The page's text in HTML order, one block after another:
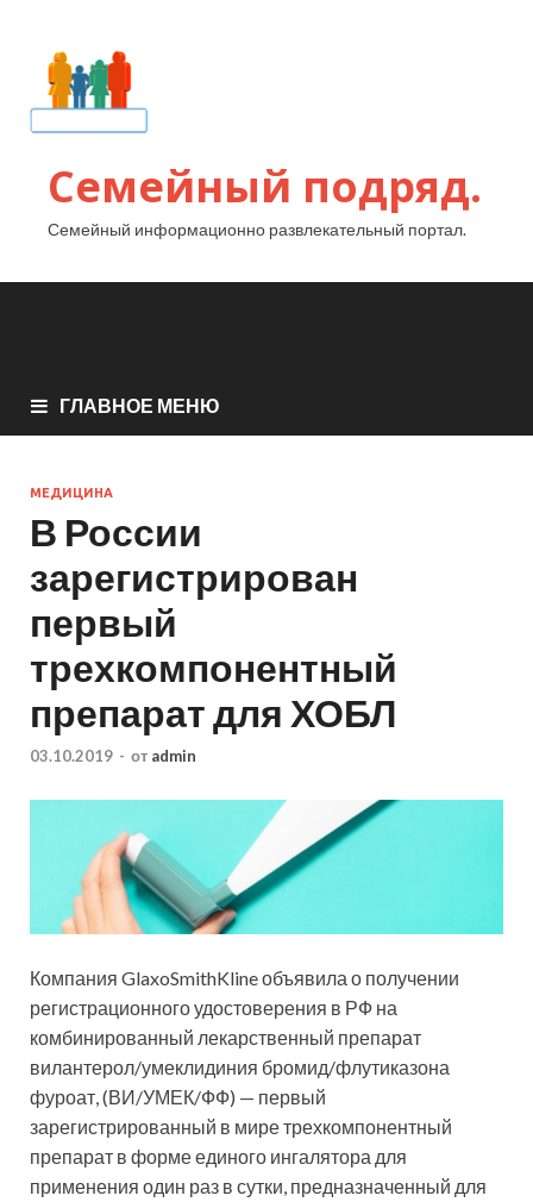
Семейный подряд.
Семейный информационно развлекательный портал.
ГЛАВНОЕ МЕНЮ
МЕДИЦИНА
В России
зарегистрирован
первый
трехкомпонентный
препарат для ХОБЛ
03.10.2019 - от admin
Компания GlaxoSmithKline объявила о получении
регистрационного удостоверения в РФ на
комбинированный лекарственный препарат
вилантерол/умеклидиния бромид/флутиказона
фуроат, (ВИ/УМЕК/ФФ) — первый
зарегистрированный в мире трехкомпонентный
препарат в форме единого ингалятора для
применения один раз в сутки, предназначенный для